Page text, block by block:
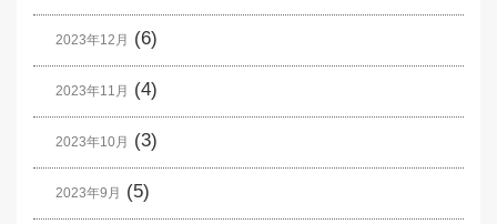
2023年12月 (6)
2023年11月 (4)
2023年10月 (3)
2023年9月 (5)